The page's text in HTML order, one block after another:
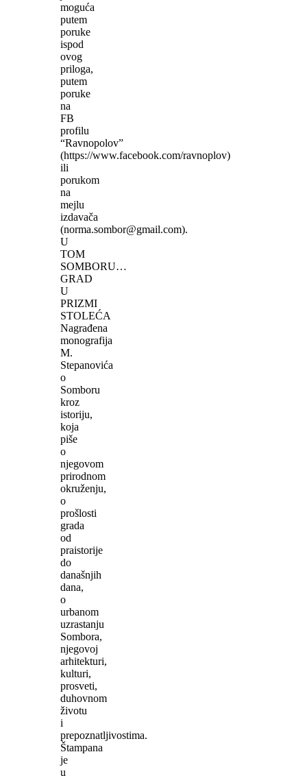
moguća
putem
poruke
ispod
ovog
priloga,
putem
poruke
na
FB
profilu
“Ravnopolov”
(https://www.facebook.com/ravnoplov)
ili
porukom
na
mejlu
izdavača
(norma.sombor@gmail.com).
U
TOM
SOMBORU…
GRAD
U
PRIZMI
STOLEĆA
Nagrađena
monografija
M.
Stepanovića
o
Somboru
kroz
istoriju,
koja
piše
o
njegovom
prirodnom
okruženju,
o
prošlosti
grada
od
praistorije
do
današnjih
dana,
o
urbanom
uzrastanju
Sombora,
njegovoj
arhitekturi,
kulturi,
prosveti,
duhovnom
životu
i
prepoznatljivostima.
Štampana
je
u